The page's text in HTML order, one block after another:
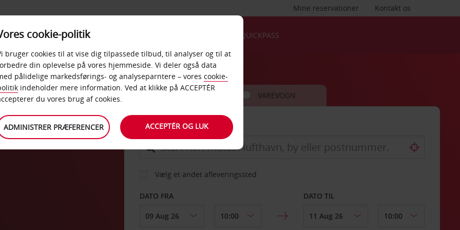
Kontakt os
Mine reservationer
PRODUKTER &
KONTORER
QUICKPASS
BIL VAREVOGN
AFHENT FRA
Vælg et andet afleveringssted
DATO FRA DATO TIL
cookie-politik
bruger cookies til at vise dig tilpassede tilbud, til analyser og til at
din oplevelse på vores hjemmeside. Vi deler også data
pålidelige markedsførings- og analyseparntere – vores cookie-
indeholder mere information. Ved at klikke på ACCEPTÉR
du vores brug af cookies.
ADMINISTRER PRÆFERENCER ACCEPTÉR OG LUK